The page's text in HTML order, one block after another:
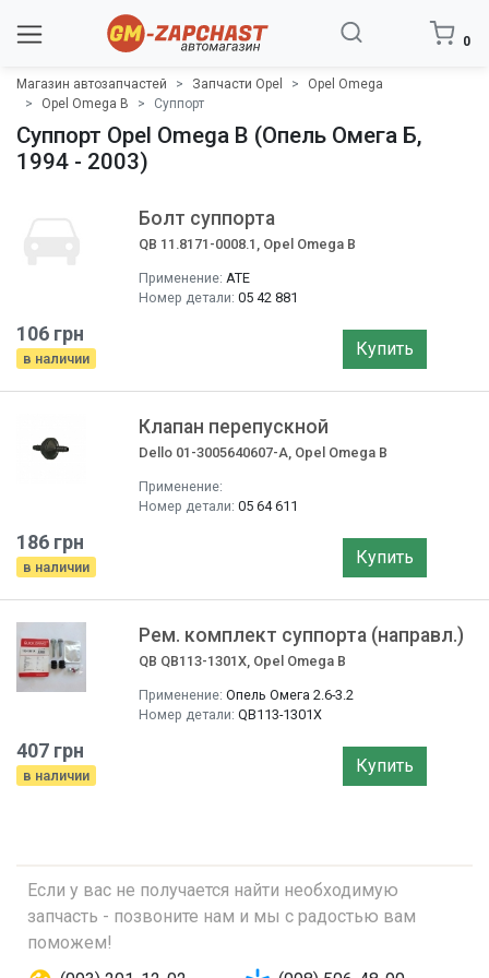
0
Магазин автозапчастей Запчасти Opel
Opel Omega
Opel Omega B
Cуппорт
Cуппорт Opel Omega B (Опель Омега Б,
1994 - 2003)
Болт суппорта
QB 11.8171-0008.1, Opel Omega B
Применение: ATE
Номер детали: 05 42 881
106 грн
в наличии Купить
Клапан перепускной
Dello 01-3005640607-A, Opel Omega B
Применение:
Номер детали: 05 64 611
186 грн
в наличии Купить
Рем. комплект суппорта (направл.)
QB QB113-1301X, Opel Omega B
Применение: Опель Омега 2.6-3.2
Номер детали: QB113-1301X
407 грн
в наличии Купить
Если у вас не получается найти необходимую
запчасть - позвоните нам и мы с радостью вам
поможем!